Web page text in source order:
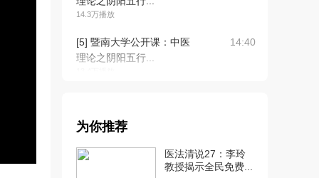
14.3万播放
[5] 暨南大学公开课：中医
理论之阴阳五行...
14:40
12.0万播放
[7] 暨南大学公开课：中医
05:09
为你推荐
医法清说27：李玲
教授揭示全民免费...